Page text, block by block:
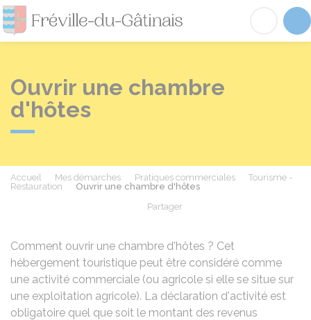
Fréville-du-
Ouvrir une chambre
d'hôtes
Accueil Mes démarches Pratiques commerciales
Tourisme -
Restauration
Ouvrir une chambre d'hôtes
Partager
Comment ouvrir une chambre d'hôtes ? Cet
hébergement touristique peut être considéré comme
une activité commerciale (ou agricole si elle se situe sur
une exploitation agricole). La déclaration d'activité est
obligatoire quel que soit le montant des revenus